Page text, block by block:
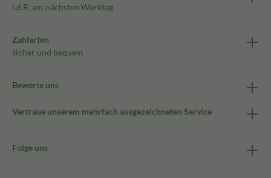
i.d.R. am nächsten Werktag
Zahlarten
sicher und bequem
Bewerte uns
Vertraue unserem mehrfach ausgezeichneten Service
Folge uns